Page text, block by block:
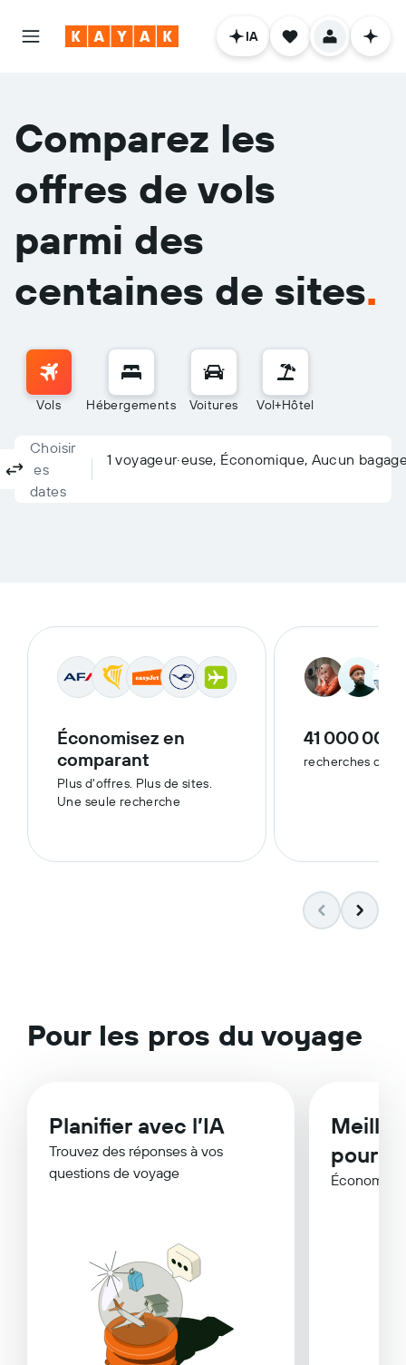
IA
Comparez les
offres de vols
parmi des
centaines de sites.
Vols Hébergements Voitures Vol+Hôtel
Aller-retour Aller simple Multidestinations
Columbus, OH, États-Unis - Aéroport de John Glenn
À…
Choisir
les
dates
1 voyageur·euse, Économique, Aucun
Économisez en
comparant
Plus d'offres. Plus de sites.
Une seule recherche
41 000 000+
recherches
Pour les pros du voyage
Planifier avec l’IA
Trouvez des réponses à vos
questions de voyage
pour